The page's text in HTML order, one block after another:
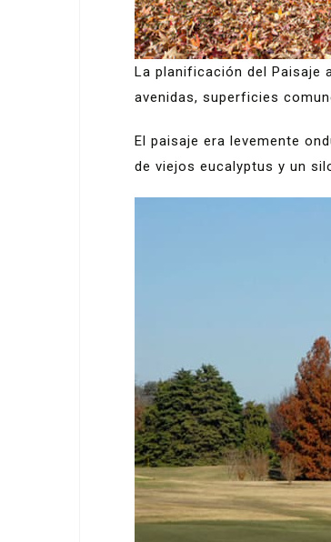
La planificación del Paisaje
avenidas, superficies
El paisaje era levemente
de viejos eucalyptus y un